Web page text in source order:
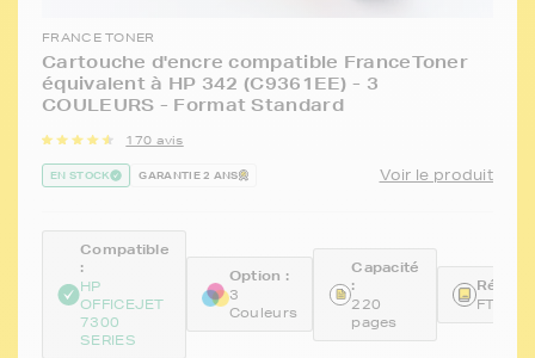
FRANCE TONER
Cartouche d'encre compatible FranceToner
équivalent à HP 342 (C9361EE) - 3
COULEURS - Format Standard
170 avis
EN STOCK GARANTIE 2 ANS Voir le produit
Compatible
:
HP
OFFICEJET
7300
SERIES
Option :
3
Couleurs
Capacité
:
220
pages